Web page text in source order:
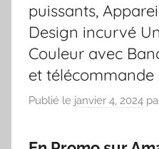
puissants,
Design incurvé
Couleur avec
et télécommande
Publié le janvier 4, 2024